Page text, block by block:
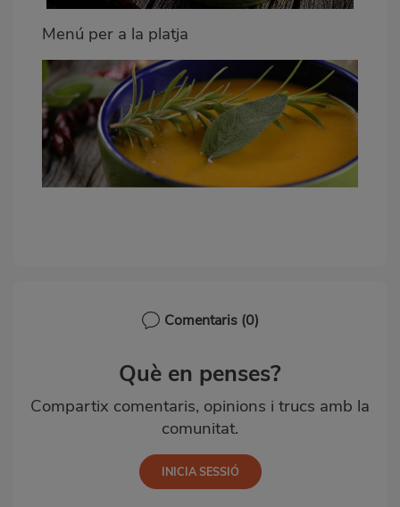
Menú per a la platja
Comentaris (0)
Què en penses?
Compartix comentaris, opinions i trucs amb la
comunitat.